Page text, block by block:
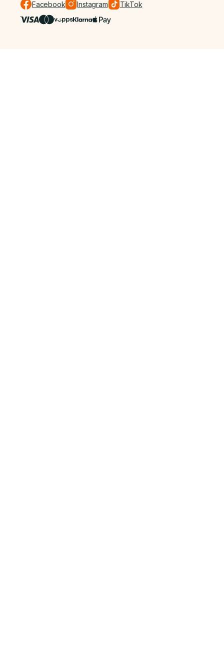
Facebook Instagram TikTok